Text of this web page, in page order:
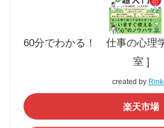
60分でわかる！ 仕事の心理
室 ]
created by
楽天市場